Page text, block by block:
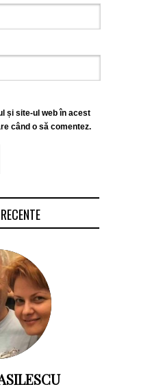
și site-ul web în acest
când o să comentez.